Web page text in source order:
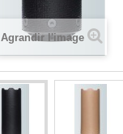
Agrandir l'image